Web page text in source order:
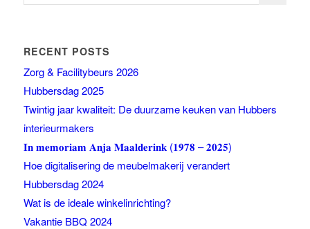
RECENT POSTS
Zorg & Facilitybeurs 2026
Hubbersdag 2025
Twintig jaar kwaliteit: De duurzame keuken van Hubbers
interieurmakers
𝐈𝐧 𝐦𝐞𝐦𝐨𝐫𝐢𝐚𝐦 𝐀𝐧𝐣𝐚 𝐌𝐚𝐚𝐥𝐝𝐞𝐫𝐢𝐧𝐤 (𝟏𝟗𝟕𝟖 – 𝟐𝟎𝟐𝟓)
Hoe digitalisering de meubelmakerij verandert
Hubbersdag 2024
Wat is de ideale winkelinrichting?
Vakantie BBQ 2024